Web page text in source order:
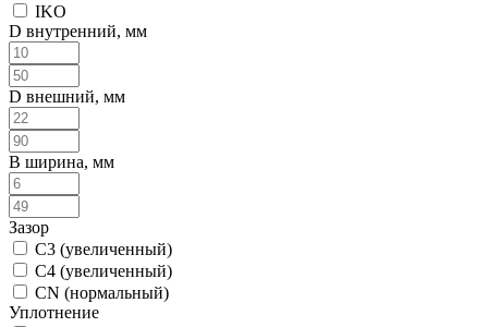
IKO
D внутренний, мм
D внешний, мм
B ширина, мм
Зазор
C3 (увеличенный)
C4 (увеличенный)
CN (нормальный)
Уплотнение